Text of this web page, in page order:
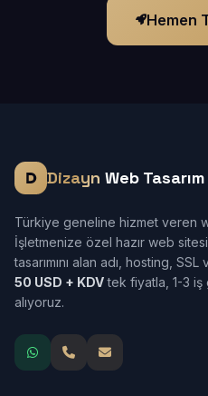
Hemen
Dizayn Web Tasarım
Türkiye geneline hizmet veren
İşletmenize özel hazır web
tasarımını alan adı, hosting,
50 USD + KDVtek fiyatla, 1-3 iş
alıyoruz.